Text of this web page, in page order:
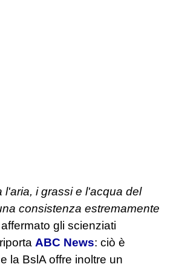
l'aria, i grassi e l'acqua del
consistenza estremamente
gli scienziati
ABC News: ciò è
la BslA offre inoltre un